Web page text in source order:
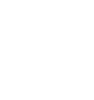
verlaat - U
e-mail
via LinkedIn - U